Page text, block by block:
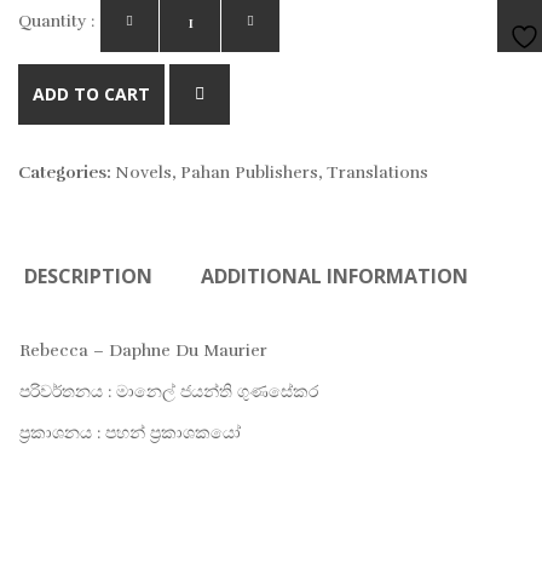
Quantity :
ADD TO CART
Categories: Novels, Pahan Publishers, Translations
DESCRIPTION ADDITIONAL INFORMATION
Rebecca – Daphne Du Maurier
පරිවර්තනය : මානෙල් ජයන්ති ගුණසේකර
ප්‍රකාශනය : පහන් ප්‍රකාශකයෝ